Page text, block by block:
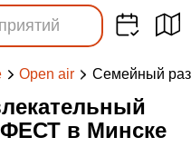
Open air Семейный
в Минске